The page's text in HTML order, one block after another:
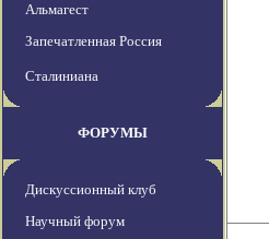
Альмагест
Запечатленная Россия
Сталиниана
ФОРУМЫ
Дискуссионный клуб
Научный форум